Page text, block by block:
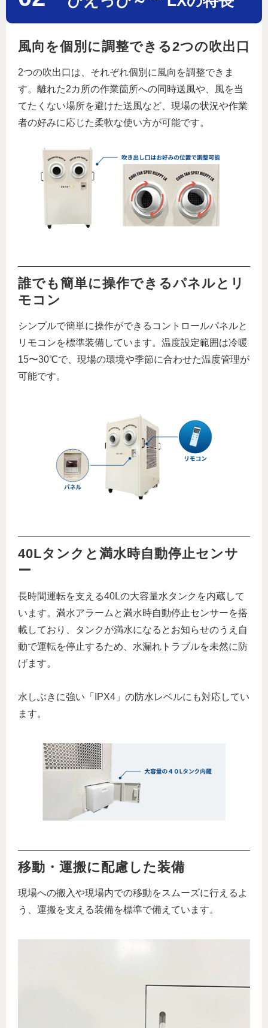
風向を個別に調整できる2つの吹出口
2つの吹出口は、それぞれ個別に風向を調整できま
す。離れた2カ所の作業箇所への同時送風や、風を当
てたくない場所を避けた送風など、現場の状況や作業
者の好みに応じた柔軟な使い方が可能です。
誰でも簡単に操作できるパネルとリ
モコン
シンプルで簡単に操作ができるコントロールパネルと
リモコンを標準装備しています。温度設定範囲は冷暖
15〜30℃で、現場の環境や季節に合わせた温度管理が
可能です。
40Lタンクと満水時自動停止センサ
ー
長時間運転を支える40Lの大容量水タンクを内蔵して
います。満水アラームと満水時自動停止センサーを搭
載しており、タンクが満水になるとお知らせのうえ自
動で運転を停止するため、水漏れトラブルを未然に防
げます。
水しぶきに強い「IPX4」の防水レベルにも対応してい
ます。
移動・運搬に配慮した装備
現場への搬入や現場内での移動をスムーズに行えるよ
う、運搬を支える装備を標準で備えています。